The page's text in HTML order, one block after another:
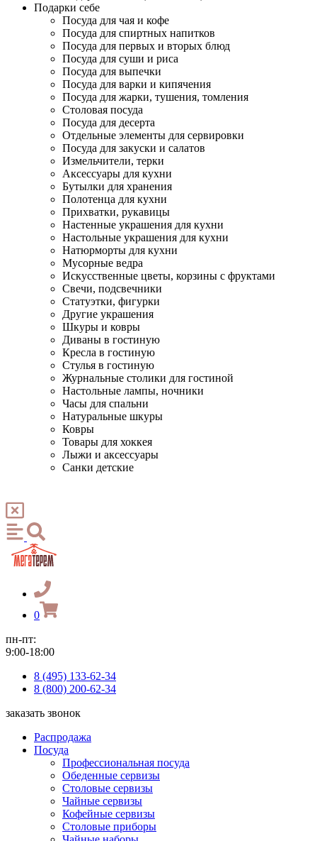
Подарки себе
Посуда для чая и кофе
Посуда для спиртных напитков
Посуда для первых и вторых блюд
Посуда для суши и риса
Посуда для выпечки
Посуда для варки и кипячения
Посуда для жарки, тушения, томления
Столовая посуда
Посуда для десерта
Отдельные элементы для сервировки
Посуда для закуски и салатов
Измельчители, терки
Аксессуары для кухни
Бутылки для хранения
Полотенца для кухни
Прихватки, рукавицы
Настенные украшения для кухни
Настольные украшения для кухни
Натюрморты для кухни
Мусорные ведра
Искусственные цветы, корзины с фруктами
Свечи, подсвечники
Статуэтки, фигурки
Другие украшения
Шкуры и ковры
Диваны в гостиную
Кресла в гостиную
Стулья в гостиную
Журнальные столики для гостиной
Настольные лампы, ночники
Часы для спальни
Натуральные шкуры
Ковры
Товары для хоккея
Лыжи и аксессуары
Санки детские
0
пн-пт:
9:00-18:00
8 (495) 133-62-34
8 (800) 200-62-34
заказать звонок
Распродажа
Посуда
Профессиональная посуда
Обеденные сервизы
Столовые сервизы
Чайные сервизы
Кофейные сервизы
Столовые приборы